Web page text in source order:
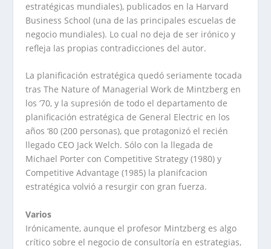
estratégicas mundiales), publicados en la Harvard
Business School (una de las principales escuelas de
negocio mundiales). Lo cual no deja de ser irónico y
refleja las propias contradicciones del autor.
La planificación estratégica quedó seriamente tocada
tras The Nature of Managerial Work de Mintzberg en
los ‘70, y la supresión de todo el departamento de
planificación estratégica de General Electric en los
años ‘80 (200 personas), que protagonizó el recién
llegado CEO Jack Welch. Sólo con la llegada de
Michael Porter con Competitive Strategy (1980) y
Competitive Advantage (1985) la planifcacion
estratégica volvió a resurgir con gran fuerza.
Varios
Irónicamente, aunque el profesor Mintzberg es algo
crítico sobre el negocio de consultoría en estrategias,